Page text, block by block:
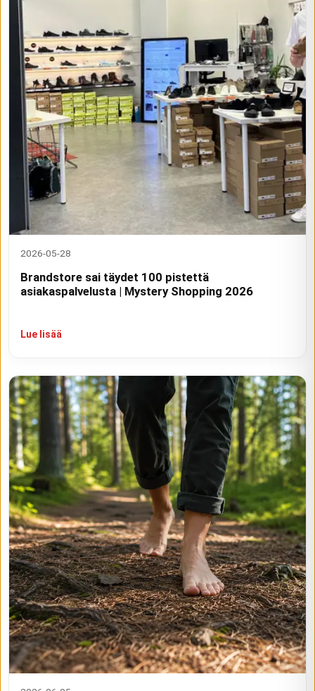
2026-05-28
Brandstore sai täydet 100 pistettä
asiakaspalvelusta | Mystery Shopping 2026
Lue lisää